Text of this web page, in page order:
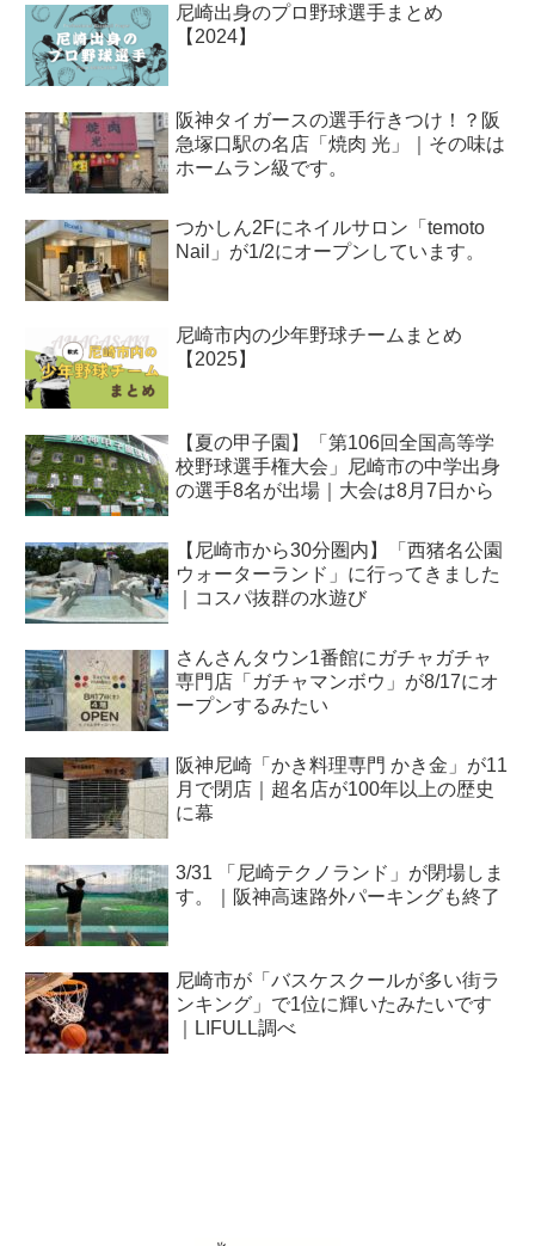
尼崎出身のプロ野球選手まとめ
【2024】
阪神タイガースの選手行きつけ！？阪
急塚口駅の名店「焼肉 光」｜その味は
ホームラン級です。
つかしん2Fにネイルサロン「temoto
Nail」が1/2にオープンしています。
尼崎市内の少年野球チームまとめ
【2025】
【夏の甲子園】「第106回全国高等学
校野球選手権大会」尼崎市の中学出身
の選手8名が出場｜大会は8月7日から
【尼崎市から30分圏内】「西猪名公園
ウォーターランド」に行ってきました
｜コスパ抜群の水遊び
さんさんタウン1番館にガチャガチャ
専門店「ガチャマンボウ」が8/17にオ
ープンするみたい
阪神尼崎「かき料理専門 かき金」が11
月で閉店｜超名店が100年以上の歴史
に幕
3/31 「尼崎テクノランド」が閉場しま
す。｜阪神高速路外パーキングも終了
尼崎市が「バスケスクールが多い街ラ
ンキング」で1位に輝いたみたいです
｜LIFULL調べ